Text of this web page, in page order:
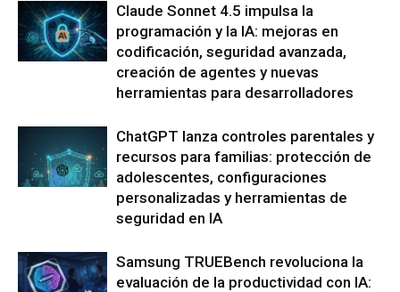
Claude Sonnet 4.5 impulsa la
programación y la IA: mejoras en
codificación, seguridad avanzada,
creación de agentes y nuevas
herramientas para desarrolladores
ChatGPT lanza controles parentales y
recursos para familias: protección de
adolescentes, configuraciones
personalizadas y herramientas de
seguridad en IA
Samsung TRUEBench revoluciona la
evaluación de la productividad con IA: